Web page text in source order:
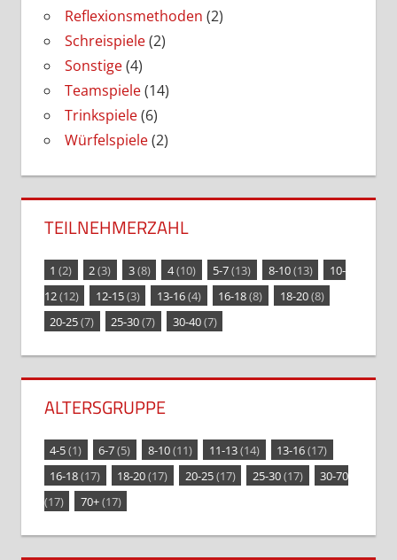
Reflexionsmethoden (2)
Schreispiele(2)
Sonstige(4)
Teamspiele(14)
Trinkspiele(6)
Würfelspiele(2)
TEILNEHMERZAHL
1 (2) 2(3) 3(8) 4(10) 5-7(13) 8-10(13)
10-
12(12) 12-15(3) 13-16(4) 16-18(8) 18-20(8)
20-25(7) 25-30(7) 30-40(7)
ALTERSGRUPPE
4-5(1) 6-7(5) 8-10(11) 11-13(14) 13-16(17)
16-18(17) 18-20(17) 20-25(17) 25-30(17)
30-70
(17)
70+(17)